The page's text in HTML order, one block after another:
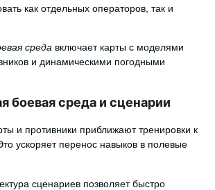
как отдельных операторов, так и
среда включает карты с моделями
и динамическими погодными
боевая среда и сценарии
и противники приближают тренировки к
ускоряет перенос навыков в полевые
сценариев позволяет быстро